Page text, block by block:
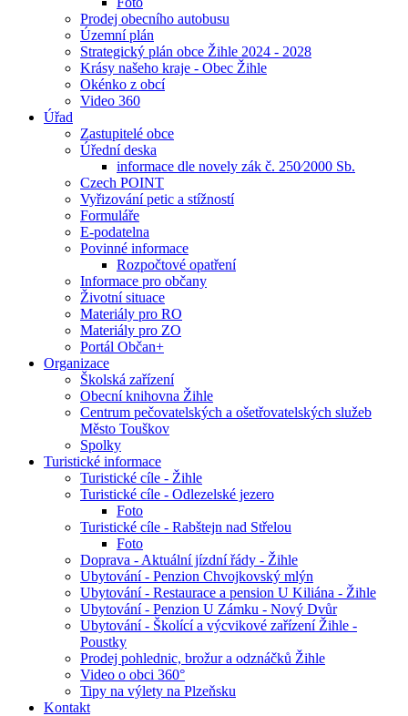
Prodej obecního autobusu
Územní plán
Strategický plán obce Žihle 2024 - 2028
Krásy našeho kraje - Obec Žihle
Okénko z obcí
Video 360
Úřad
Zastupitelé obce
Úřední deska
informace dle novely zák č. 250⁄2000 Sb.
Czech POINT
Vyřizování petic a stížností
Formuláře
E-podatelna
Povinné informace
Rozpočtové opatření
Informace pro občany
Životní situace
Materiály pro RO
Materiály pro ZO
Portál Občan+
Organizace
Školská zařízení
Obecní knihovna Žihle
Centrum pečovatelských a ošetřovatelských služeb
Město Touškov
Spolky
Turistické informace
Turistické cíle - Žihle
Turistické cíle - Odlezelské jezero
Foto
Turistické cíle - Rabštejn nad Střelou
Foto
Doprava - Aktuální jízdní řády - Žihle
Ubytování - Penzion Chvojkovský mlýn
Ubytování - Restaurace a pension U Kiliána - Žihle
Ubytování - Penzion U Zámku - Nový Dvůr
Ubytování - Školící a výcvikové zařízení Žihle -
Poustky
Prodej pohlednic, brožur a odznáčků Žihle
Video o obci 360°
Tipy na výlety na Plzeňsku
Kontakt